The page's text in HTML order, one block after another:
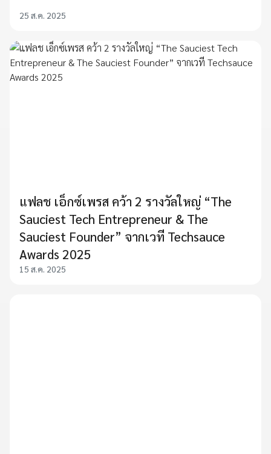
25 ส.ค. 2025
แฟลช เอ็กซ์เพรส คว้า 2 รางวัลใหญ่ “The
Sauciest Tech Entrepreneur & The
Sauciest Founder” จากเวที Techsauce
Awards 2025
15 ส.ค. 2025